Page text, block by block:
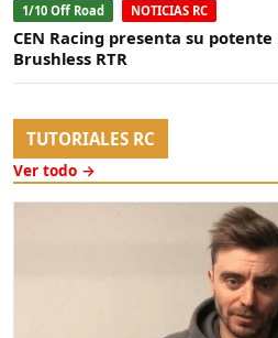
1/10 Off Road NOTICIAS RC
CEN Racing presenta su potente
Brushless RTR
TUTORIALES RC
Ver todo →